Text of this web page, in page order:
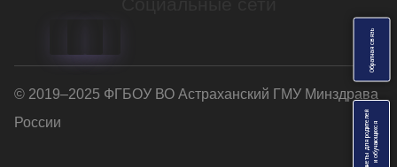
О
б
р
а
т
н
а
я
с
в
я
з
ь
Анкеты для родителей иобучающихс
я
© 2019–2025 ФГБОУ ВО Астраханский ГМУ Минздрава
России